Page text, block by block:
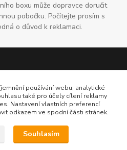
boxu může dopravce doručit
pobočku. Počítejte prosím s
o důvod k reklamaci.
používání webu, analytické
také pro účely cílení reklamy
Nastavení vlastních preferencí
odkazem ve spodní části stránek.
Souhlasím